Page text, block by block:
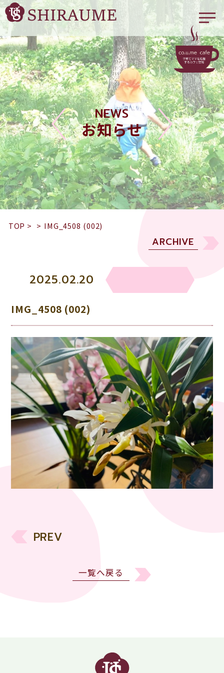
NEWS
お知らせ
TOP > > IMG_4508 (002)
ARCHIVE
2025.02.20
IMG_4508 (002)
PREV
一覧へ戻る